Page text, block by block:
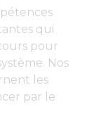
qui
pour
Nos
les
par le